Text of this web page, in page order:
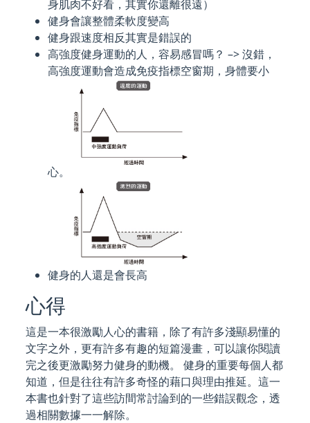
身肌肉不好看，其實你還離很遠）
健身會讓整體柔軟度變高
健身跟速度相反其實是錯誤的
高強度健身運動的人，容易感冒嗎？ –> 沒錯，
高強度運動會造成免疫指標空窗期，身體要小
心。
健身的人還是會長高
心得
這是一本很激勵人心的書籍，除了有許多淺顯易懂的
文字之外，更有許多有趣的短篇漫畫，可以讓你閱讀
完之後更激勵努力健身的動機。 健身的重要每個人都
知道，但是往往有許多奇怪的藉口與理由推延。這一
本書也針對了這些訪間常討論到的一些錯誤觀念，透
過相關數據一一解除。